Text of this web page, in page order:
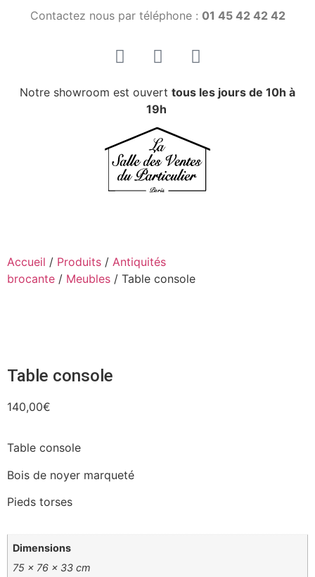
Contactez nous par téléphone : 01 45 42 42 42
Notre showroom est ouvert tous les jours de 10h à
19h
Accueil / Produits / Antiquités
brocante / Meubles / Table console
Table console
140,00€
Table console
Bois de noyer marqueté
Pieds torses
Dimensions
75 × 76 × 33 cm